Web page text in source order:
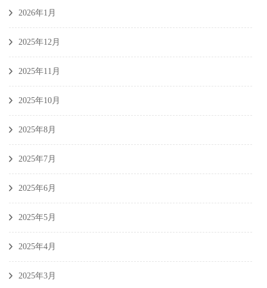
2026年1月
2025年12月
2025年11月
2025年10月
2025年8月
2025年7月
2025年6月
2025年5月
2025年4月
2025年3月